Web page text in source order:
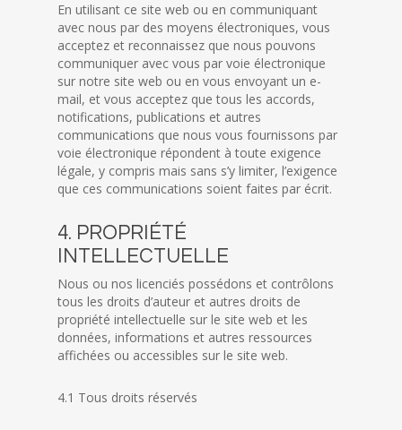
En utilisant ce site web ou en communiquant
avec nous par des moyens électroniques, vous
acceptez et reconnaissez que nous pouvons
communiquer avec vous par voie électronique
sur notre site web ou en vous envoyant un e-
mail, et vous acceptez que tous les accords,
notifications, publications et autres
communications que nous vous fournissons par
voie électronique répondent à toute exigence
légale, y compris mais sans s’y limiter, l’exigence
que ces communications soient faites par écrit.
4. PROPRIÉTÉ
INTELLECTUELLE
Nous ou nos licenciés possédons et contrôlons
tous les droits d’auteur et autres droits de
propriété intellectuelle sur le site web et les
données, informations et autres ressources
affichées ou accessibles sur le site web.
4.1 Tous droits réservés